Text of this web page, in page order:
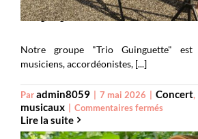
Trio guinguette
Notre groupe "Trio Guinguette"
musiciens, accordéonistes, [...]
Paradmin8059 | 7 mai 2026 | Concert,
musicaux | Commentaires ferméssur
Lire la suite